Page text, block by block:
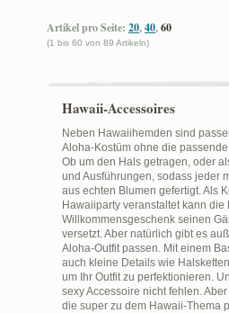
Artikel pro Seite: 20,40,60
(1 bis 60 von 89 Artikeln)
Hawaii-Accessoires
Neben Hawaiihemden sind
Aloha-Kostüm ohne die
Ob um den Hals getragen, oder
und Ausführungen, sodass jeder
aus echten Blumen gefertigt. Als
Hawaiiparty veranstaltet kann
Willkommensgeschenk seinen
versetzt. Aber natürlich gibt es
Aloha-Outfit passen. Mit einem
auch kleine Details wie
um Ihr Outfit zu perfektionieren.
sexy Accessoire nicht fehlen.
die super zu dem Hawaii-Thema